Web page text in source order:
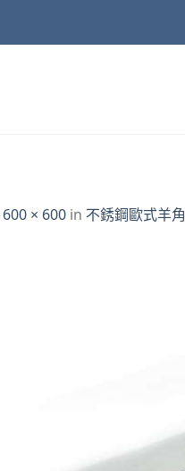
600 × 600 in 不銹鋼歐式羊角